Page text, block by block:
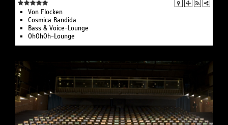
Von Flocken
Cosmica Bandida
Bass & Voice-Lounge
OhOhOh-Lounge